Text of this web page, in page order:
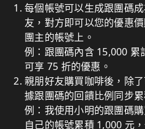
每個帳號可以生成跟團碼
友，對方即可以您的優惠
團主的帳號上。
例：跟團碼內含 15,000 累
可享 75 折的優惠。
親朋好友購買咖啡後，除
據跟團碼的回饋比例同步
例：我使用小明的跟團碼
自己的帳號累積 1,000 元